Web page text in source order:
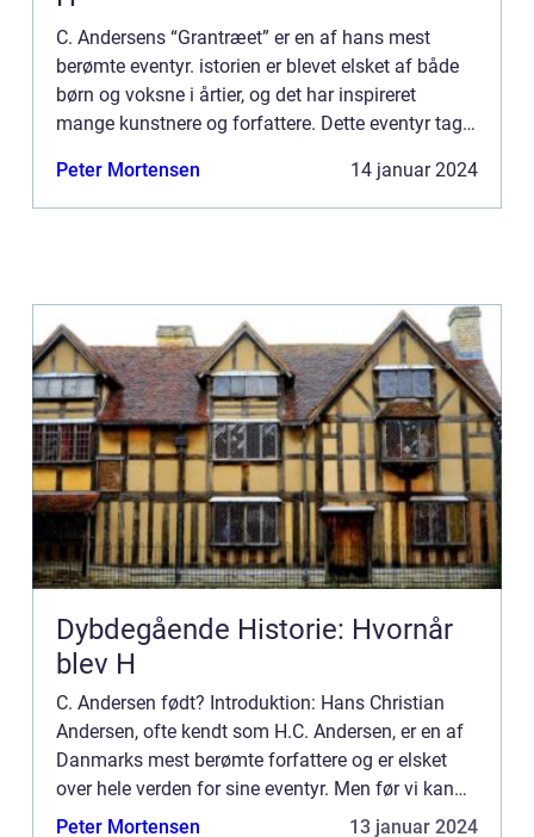
C. Andersens “Grantræet” er en af hans mest
berømte eventyr. istorien er blevet elsket af både
børn og voksne i årtier, og det har inspireret
mange kunstnere og forfattere. Dette eventyr tager
Peter Mortensen 14 januar 2024
Dybdegående Historie: Hvornår
blev H
C. Andersen født? Introduktion: Hans Christian
Andersen, ofte kendt som H.C. Andersen, er en af
Danmarks mest berømte forfattere og er elsket
over hele verden for sine eventyr. Men før vi kan
udforske hans udødelige værker, er det vigtigt at
Peter Mortensen 13 januar 2024